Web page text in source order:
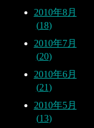
2010年8月
18
2010年7月
20
2010年6月
21
2010年5月
13